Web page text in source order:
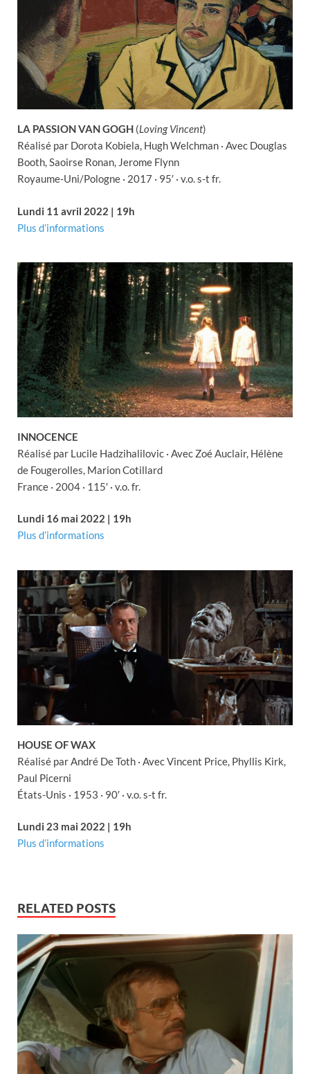
LA PASSION VAN GOGH (Loving Vincent)
Réalisé par Dorota Kobiela, Hugh Welchman · Avec Douglas
Booth, Saoirse Ronan, Jerome Flynn
Royaume-Uni/Pologne · 2017 · 95′ · v.o. s-t fr.
Lundi 11 avril 2022 | 19h
Plus d’informations
INNOCENCE
Réalisé par Lucile Hadzihalilovic · Avec Zoé Auclair, Hélène
de Fougerolles, Marion Cotillard
France · 2004 · 115′ · v.o. fr.
Lundi 16 mai 2022 | 19h
Plus d’informations
HOUSE OF WAX
Réalisé par André De Toth · Avec Vincent Price, Phyllis Kirk,
Paul Picerni
États-Unis · 1953 · 90′ · v.o. s-t fr.
Lundi 23 mai 2022 | 19h
Plus d’informations
RELATED POSTS